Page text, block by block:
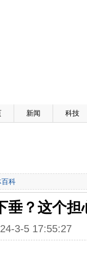
新闻 科技
百科
垂？这个担
3-5 17:55:27